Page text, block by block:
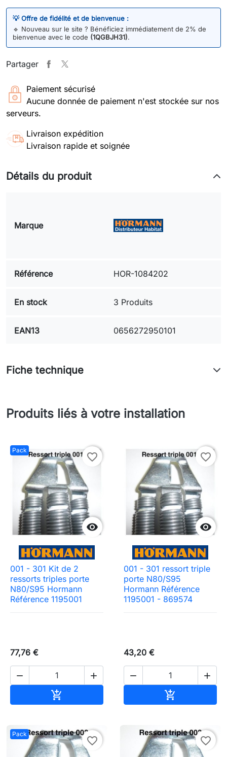
💡 Offre de fidélité et de bienvenue :
🔹 Nouveau sur le site ? Bénéficiez immédiatement de 2% de
bienvenue avec le code (1QGBJH31).
Partager
Paiement sécurisé
Aucune donnée de paiement n'est stockée sur nos
serveurs.
Livraison expédition
Livraison rapide et soignée
Détails du produit
Marque
Référence HOR-1084202
En stock 3 Produits
EAN13 0656272950101
Fiche technique
Produits liés à votre installation
Pack

favorite_border
001 - 301 Kit de 2
ressorts triples porte
N80/S95 Hormann
Référence 1195001
77,76 €
 


favorite_border
001 - 301 ressort triple
porte N80/S95
Hormann Référence
1195001 - 869574
43,20 €
 

Pack
favorite_border favorite_border